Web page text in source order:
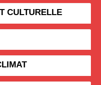
CULTURELLE